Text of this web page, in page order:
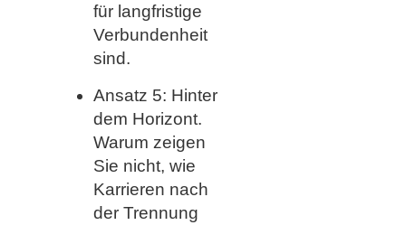
für langfristige
Verbundenheit
sind.
Ansatz 5: Hinter
dem Horizont.
Warum zeigen
Sie nicht, wie
Karrieren nach
der Trennung